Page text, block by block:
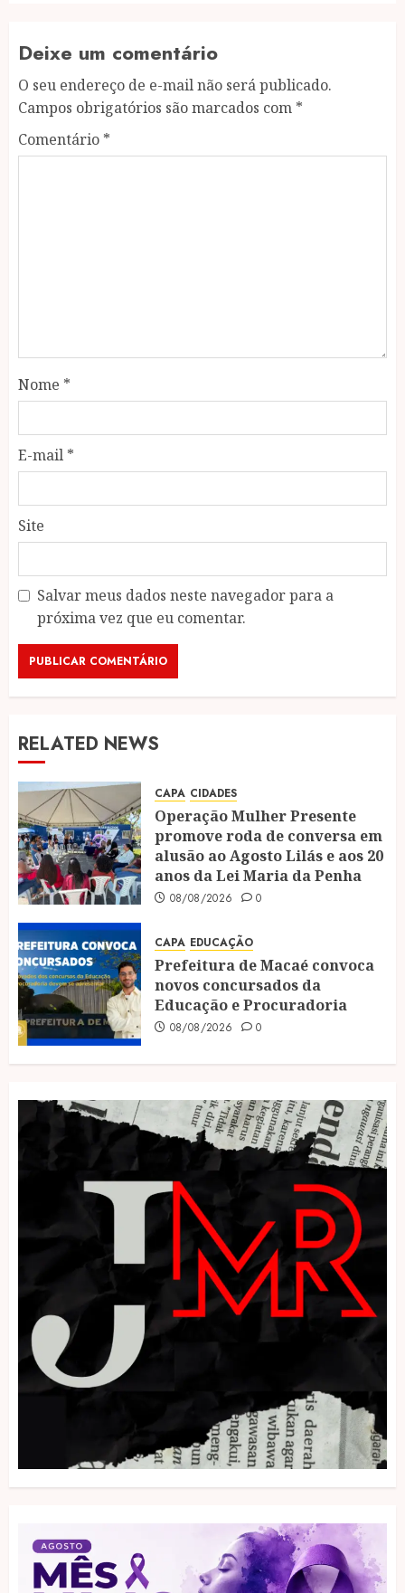
Deixe um comentário
O seu endereço de e-mail não será publicado.
Campos obrigatórios são marcados com *
Comentário *
Nome *
E-mail *
Site
Salvar meus dados neste navegador para a
próxima vez que eu comentar.
RELATED NEWS
CAPA CIDADES
Operação Mulher Presente
promove roda de conversa em
alusão ao Agosto Lilás e aos 20
anos da Lei Maria da Penha
08/08/2026 0
CAPA EDUCAÇÃO
Prefeitura de Macaé convoca
novos concursados da
Educação e Procuradoria
08/08/2026 0